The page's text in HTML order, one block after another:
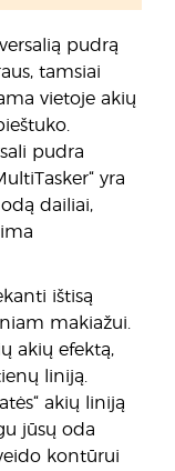
pudrą
tamsiai
vietoje akių
pudra
yra
dailiai,
ištisą
makiažui.
akių efektą,
liniją.
akių liniją
jūsų oda
kontūrui